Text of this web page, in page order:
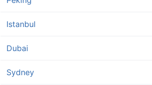
Istanbul
Dubai
Sydney